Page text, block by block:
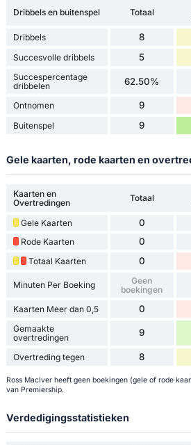
Dribbels en buitenspel Totaal
Dribbels 8
Succesvolle dribbels 5
Succespercentage
dribbelen
62.50%
Ontnomen 9
Buitenspel 9
Gele kaarten, rode kaarten en
Kaarten en
Overtredingen
Totaal
Gele Kaarten 0
Rode Kaarten 0
Totaal Kaarten 0
Minuten Per Boeking
Geen
boekingen
Kaarten Meer dan 0,5 0
Gemaakte
overtredingen
9
Overtreding tegen 8
Ross MacIver heeft geen boekingen (gele of rode
van Premiership.
Verdedigingsstatistieken